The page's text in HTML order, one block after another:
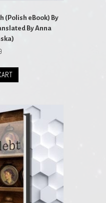
(Polish eBook) By
By Anna